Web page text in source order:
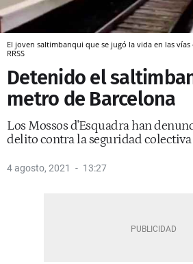
El joven saltimbanqui que se jugó la vida en las
RRSS
Detenido el
metro de Barcelona
Los Mossos d'Esquadra han
delito contra la seguridad colectiva
4 agosto, 2021 13:27